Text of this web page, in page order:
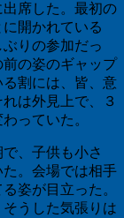
席した。最初の
開かれている
りの参加だっ
の姿のギャップ
割には、皆、意
は外見上で、３
っていた。
、子供も小さ
。会場では相手
姿が目立った。
うした気張りは